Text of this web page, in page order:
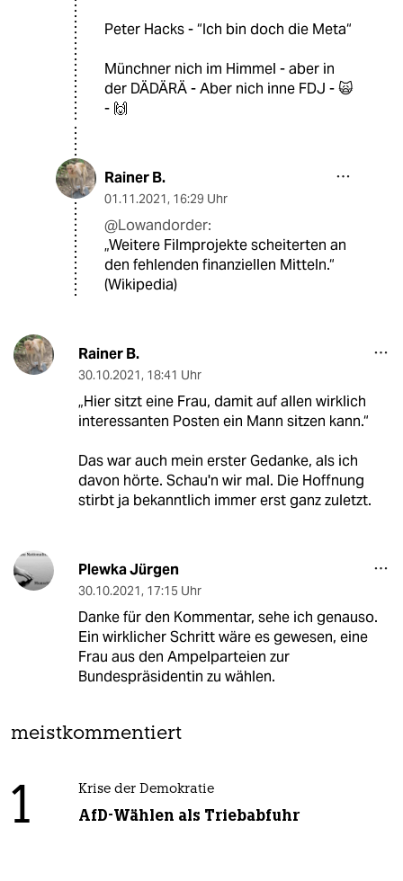
Peter Hacks - “Ich bin doch die Meta“
Münchner nich im Himmel - aber in
der DÄDÄRÄ - Aber nich inne FDJ - 🙀
- 🙌
Rainer B.
01.11.2021, 16:29 Uhr
@Lowandorder:
„Weitere Filmprojekte scheiterten an
den fehlenden finanziellen Mitteln.“
(Wikipedia)
Rainer B.
30.10.2021, 18:41 Uhr
„Hier sitzt eine Frau, damit auf allen wirklich
interessanten Posten ein Mann sitzen kann.“
Das war auch mein erster Gedanke, als ich
davon hörte. Schau'n wir mal. Die Hoffnung
stirbt ja bekanntlich immer erst ganz zuletzt.
Plewka Jürgen
30.10.2021, 17:15 Uhr
Danke für den Kommentar, sehe ich genauso.
Ein wirklicher Schritt wäre es gewesen, eine
Frau aus den Ampelparteien zur
Bundespräsidentin zu wählen.
meistkommentiert
1 Krise der Demokratie
AfD-Wählen als Triebabfuhr